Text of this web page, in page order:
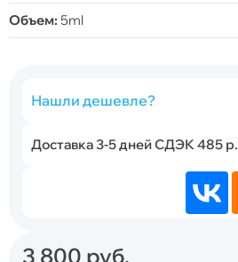
Объем: 5ml
Нашли дешевле?
Доставка 3-5 дней СДЭК 485 р.
3 800 руб.